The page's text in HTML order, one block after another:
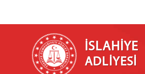
İSLAHİYE
ADLİYESİ